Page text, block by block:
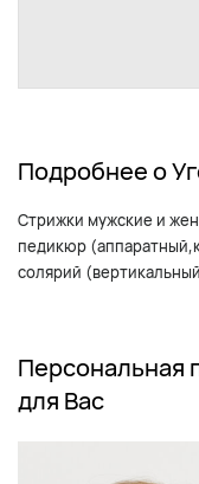
Подробнее о
Стрижки мужские и
педикюр
солярий
Персональная
для Вас